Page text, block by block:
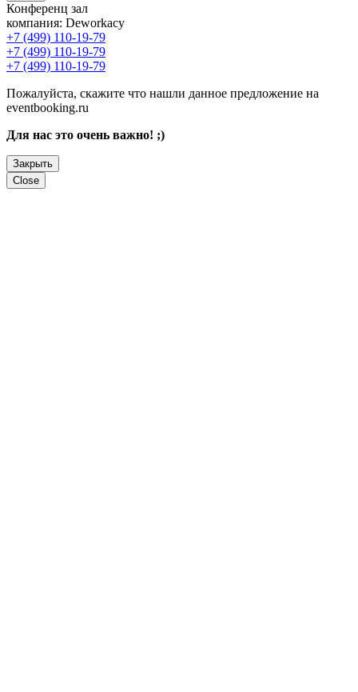
Конференц зал
компания: Deworkacy
+7 (499) 110-19-79
+7 (499) 110-19-79
+7 (499) 110-19-79
Пожалуйста, скажите что нашли данное предложение на
eventbooking.ru
Для нас это очень важно! ;)
Закрыть
Close